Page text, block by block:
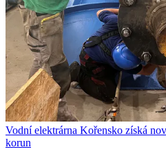
Vodní elektrárna Kořensko získá
korun